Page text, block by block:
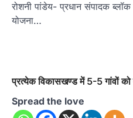
रोशनी पांडेय- प्रधान संपादक
योजना…
प्रत्येक विकासखण्ड में 5-5 गांवों को
Spread the love